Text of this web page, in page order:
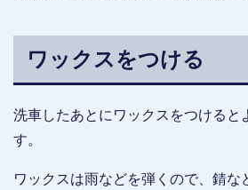
ワックスをつける
洗車したあとにワックスをつけると
す。
ワックスは雨などを弾くので、錆な